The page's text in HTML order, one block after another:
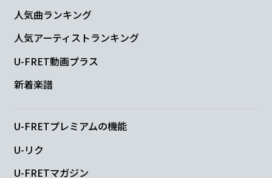
人気曲ランキング
人気アーティストランキング
U-FRET動画プラス
新着楽譜
U-FRETプレミアムの機能
U-リク
U-FRETマガジン